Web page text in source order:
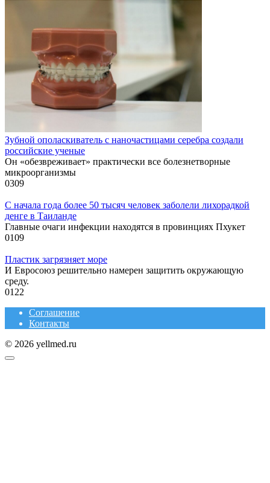
Зубной ополаскиватель с наночастицами серебра создали
российские ученые
Он «обезвреживает» практически все болезнетворные
микроорганизмы
0309
С начала года более 50 тысяч человек заболели лихорадкой
денге в Таиланде
Главные очаги инфекции находятся в провинциях Пхукет
0109
Пластик загрязняет море
И Евросоюз решительно намерен защитить окружающую
среду.
0122
Соглашение
Контакты
© 2026 yellmed.ru